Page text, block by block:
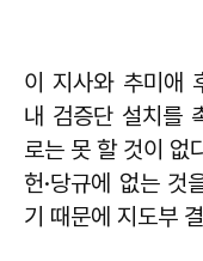
이 지사와 추미애
내 검증단 설치를
로는 못 할 것이 없
헌·당규에 없는 것
기 때문에 지도부